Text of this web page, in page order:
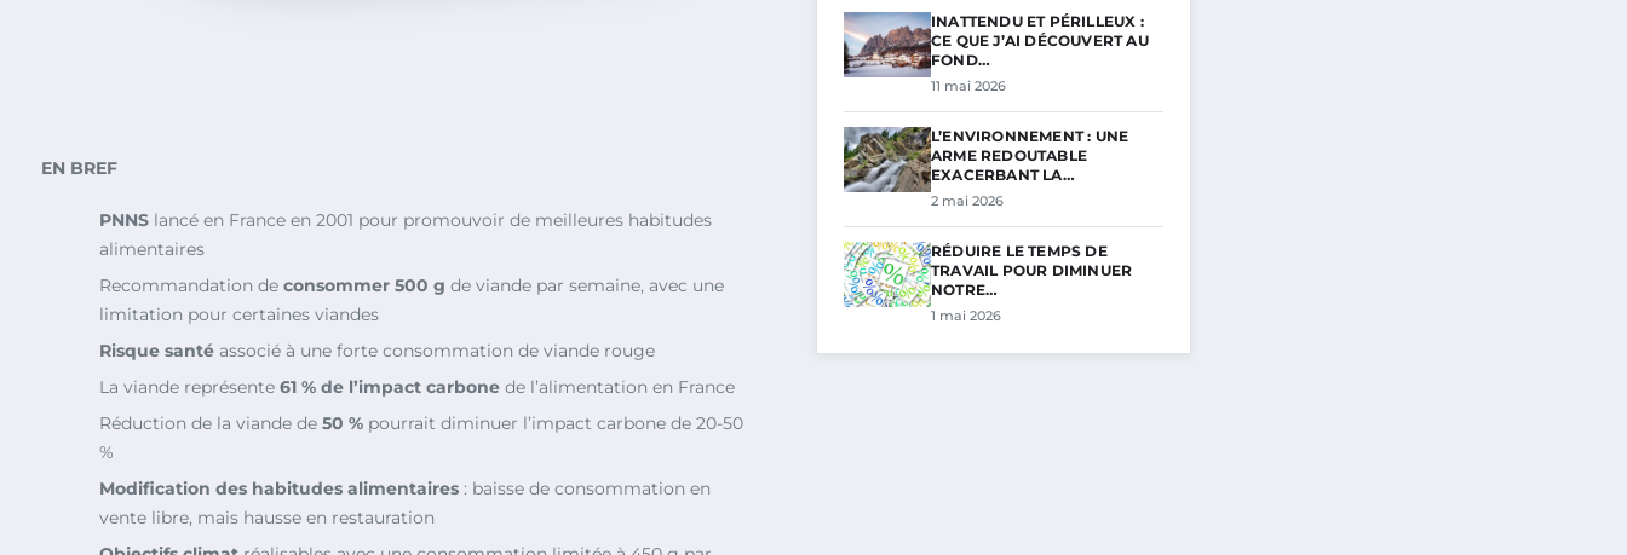
EN BREF
PNNS lancé en France en 2001 pour promouvoir de meilleures habitudes
alimentaires
Recommandation de consommer 500 g de viande par semaine, avec une
limitation pour certaines viandes
Risque santé associé à une forte consommation de viande rouge
La viande représente 61 % de l’impact carbone de l’alimentation en France
Réduction de la viande de 50 % pourrait diminuer l’impact carbone de 20-50
%
Modification des habitudes alimentaires : baisse de consommation en
vente libre, mais hausse en restauration
INATTENDU ET PÉRILLEUX :
CE QUE J’AI DÉCOUVERT AU
FOND…
11 mai 2026
L’ENVIRONNEMENT : UNE
ARME REDOUTABLE
EXACERBANT LA…
2 mai 2026
RÉDUIRE LE TEMPS DE
TRAVAIL POUR DIMINUER
NOTRE…
1 mai 2026